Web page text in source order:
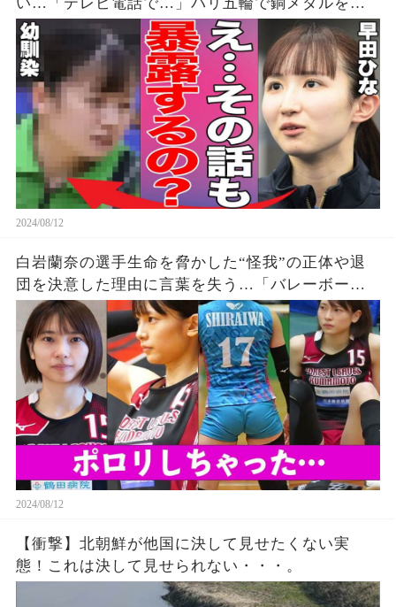
得した早田選手の幼少期からの親友が明かす衝撃
の事実に驚きを隠せない…【パリオリンピック/女
子シングルス】
2024/08/12
白岩蘭奈の選手生命を脅かした“怪我”の正体や退
団を決意した理由に言葉を失う…「バレーボー
ル」で活躍する選手の“熱愛”の真相に驚きを隠せ
ない…
2024/08/12
【衝撃】北朝鮮が他国に決して見せたくない実
態！これは決して見せられない・・・。